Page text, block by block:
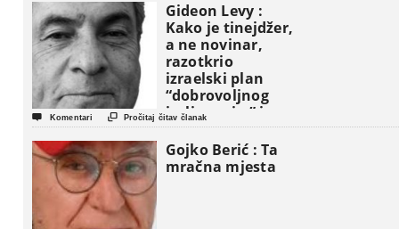
Gideon Levy :
Kako je tinejdžer,
a ne novinar,
razotkrio
izraelski plan
“dobrovoljnog
iseljavanja ” iz
Gaze
 Komentari  Pročitaj čitav članak
Gojko Berić : Ta
mračna mjesta